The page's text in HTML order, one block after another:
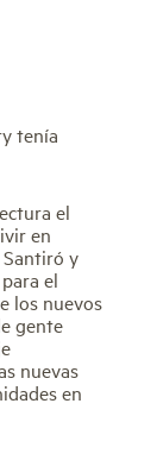
tenía
el
en
y
el
los nuevos
gente
nuevas
en